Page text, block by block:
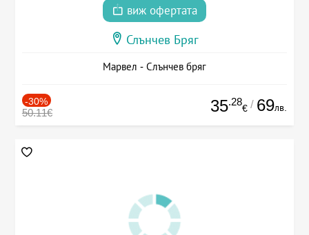
виж офертата
Слънчев Бряг
Марвел - Слънчев бряг
-30%
50.11€ 35.28
€ / 69лв.